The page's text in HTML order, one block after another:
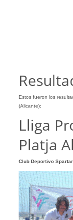
Estos fueron los
(Alicante):
Lliga
Platja
Club Deportivo